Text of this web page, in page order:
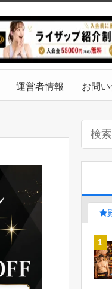
運営者情報 お問